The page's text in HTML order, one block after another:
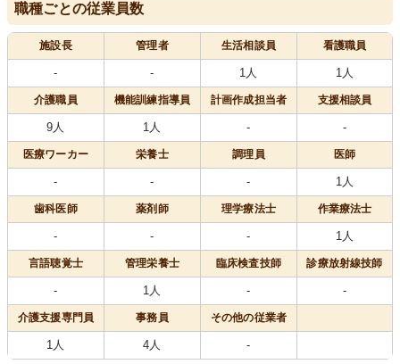
職種ごとの従業員数
施設長 管理者 生活相談員 看護職員
- - 1人 1人
介護職員 機能訓練指導員 計画作成担当者 支援相談員
9人 1人 - -
医療ワーカー 栄養士 調理員 医師
- - - 1人
歯科医師 薬剤師 理学療法士 作業療法士
- - - 1人
言語聴覚士 管理栄養士 臨床検査技師 診療放射線技師
- 1人 - -
介護支援専門員 事務員 その他の従業者
1人 4人 -